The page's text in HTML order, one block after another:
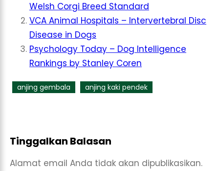
Welsh Corgi Breed Standard
VCA Animal Hospitals – Intervertebral Disc
Disease in Dogs
Psychology Today – Dog Intelligence
Rankings by Stanley Coren
anjing gembala anjing kaki pendek
Tinggalkan Balasan
Alamat email Anda tidak akan dipublikasikan.